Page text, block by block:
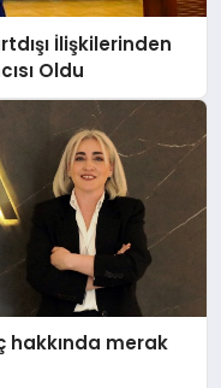
İlişkilerinden
Oldu
hakkında merak